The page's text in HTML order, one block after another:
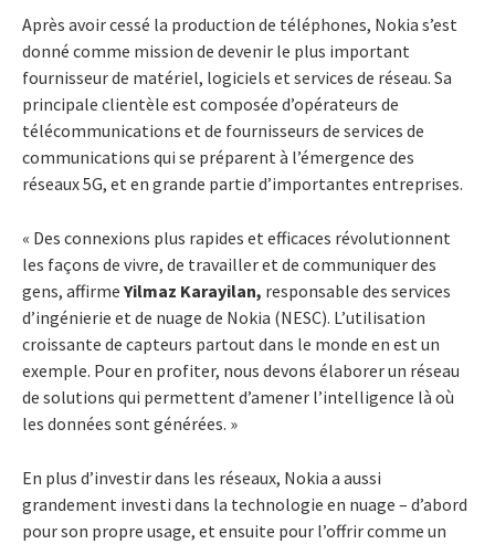
Après avoir cessé la production de téléphones, Nokia s’est
donné comme mission de devenir le plus important
fournisseur de matériel, logiciels et services de réseau. Sa
principale clientèle est composée d’opérateurs de
télécommunications et de fournisseurs de services de
communications qui se préparent à l’émergence des
réseaux 5G, et en grande partie d’importantes entreprises.
« Des connexions plus rapides et efficaces révolutionnent
les façons de vivre, de travailler et de communiquer des
gens, affirme Yilmaz Karayilan, responsable des services
d’ingénierie et de nuage de Nokia (NESC). L’utilisation
croissante de capteurs partout dans le monde en est un
exemple. Pour en profiter, nous devons élaborer un réseau
de solutions qui permettent d’amener l’intelligence là où
les données sont générées. »
En plus d’investir dans les réseaux, Nokia a aussi
grandement investi dans la technologie en nuage – d’abord
pour son propre usage, et ensuite pour l’offrir comme un